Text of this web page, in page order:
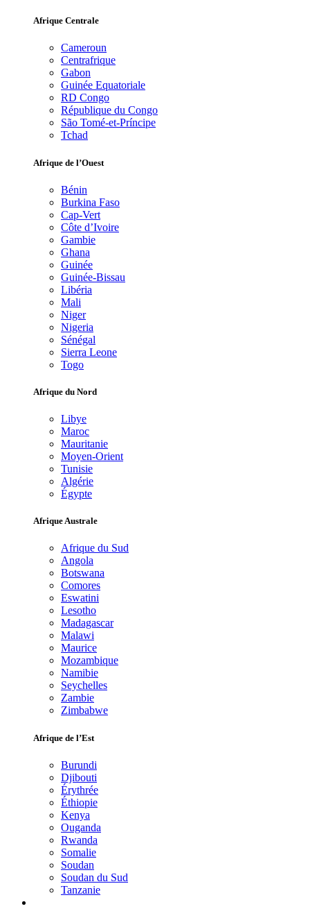
Afrique Centrale
Cameroun
Centrafrique
Gabon
Guinée Equatoriale
RD Congo
République du Congo
São Tomé-et-Príncipe
Tchad
Afrique de l’Ouest
Bénin
Burkina Faso
Cap-Vert
Côte d’Ivoire
Gambie
Ghana
Guinée
Guinée-Bissau
Libéria
Mali
Niger
Nigeria
Sénégal
Sierra Leone
Togo
Afrique du Nord
Libye
Maroc
Mauritanie
Moyen-Orient
Tunisie
Algérie
Égypte
Afrique Australe
Afrique du Sud
Angola
Botswana
Comores
Eswatini
Lesotho
Madagascar
Malawi
Maurice
Mozambique
Namibie
Seychelles
Zambie
Zimbabwe
Afrique de l’Est
Burundi
Djibouti
Érythrée
Éthiopie
Kenya
Ouganda
Rwanda
Somalie
Soudan
Soudan du Sud
Tanzanie